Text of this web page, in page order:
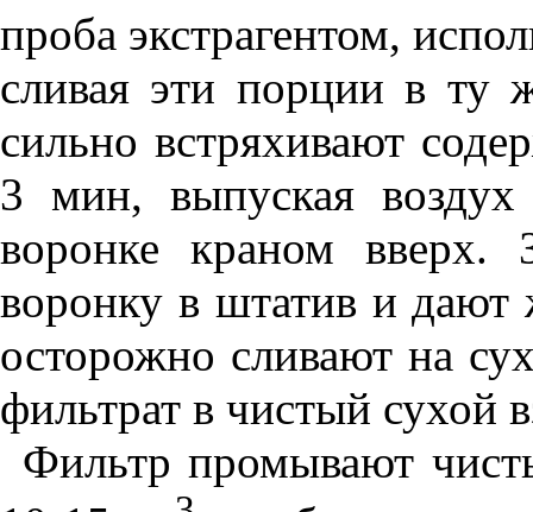
проба экстрагентом,
сливая эти порции в ту
сильно встряхивают
3 мин, выпуская воздух
воронке краном вверх.
воронку в штатив и дают
осторожно сливают на
фильтрат в чистый сухой
Фильтр промывают